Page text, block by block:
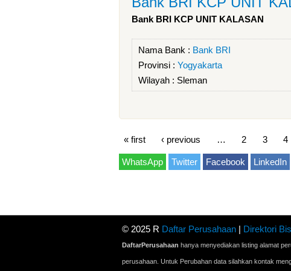
Bank BRI KCP UNIT KALASAN
Nama Bank : Bank BRI
Provinsi : Yogyakarta
Wilayah : Sleman
« first ‹ previous 2 3 4
WhatsApp Twitter Facebook LinkedIn
© 2025 R Daftar Perusahaan | Direktori
DaftarPerusahaan hanya menyediakan listing alamat
perusahaan. Untuk Perubahan data silahkan kontak